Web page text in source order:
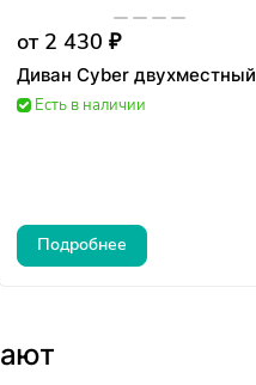
от 2 430 ₽
Диван Cyber двухместный
Есть в наличии
Подробнее